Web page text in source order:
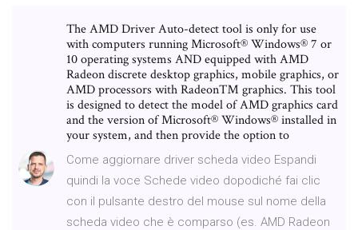
The AMD Driver Auto-detect tool is only for use
with computers running Microsoft® Windows® 7 or
10 operating systems AND equipped with AMD
Radeon discrete desktop graphics, mobile graphics, or
AMD processors with Radeon™ graphics. This tool
is designed to detect the model of AMD graphics card
and the version of Microsoft® Windows® installed in
your system, and then provide the option to
Come aggiornare driver scheda video Espandi
quindi la voce Schede video dopodiché fai clic
con il pulsante destro del mouse sul nome della
scheda video che è comparso (es. AMD Radeon